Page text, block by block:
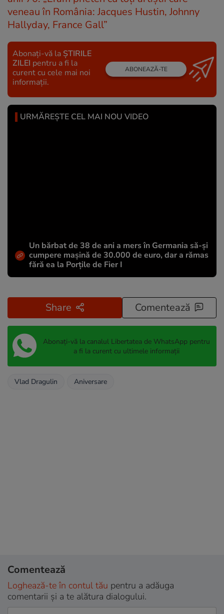
veneau în România: Jacques Hustin, Johnny
Hallyday, France Gall”
Abonați-vă la ȘTIRILE
ZILEI pentru a fi la
curent cu cele mai noi
informații.
ABONEAZĂ-TE
URMĂREȘTE CEL MAI NOU VIDEO
Un bărbat de 38 de ani a mers în Germania să-și
cumpere mașină de 30.000 de euro, dar a rămas
fără ea la Porțile de Fier I
Share Comentează
Abonați-vă la canalul Libertatea de WhatsApp pentru
a fi la curent cu ultimele informații
Vlad Dragulin Aniversare
Comentează
Loghează-te în contul tău pentru a adăuga
comentarii și a te alătura dialogului.